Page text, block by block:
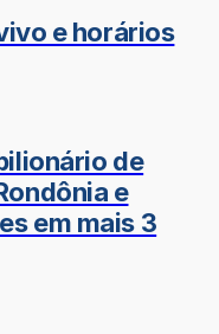
e horários
de
e
em mais 3